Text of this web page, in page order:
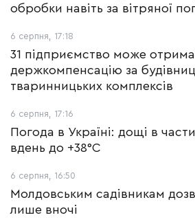
обробки навіть за вітряної
6 серпня, 17:18
31 підприємство може
держкомпенсацію за
тваринницьких комплексів
6 серпня, 17:16
Погода в Україні: дощі в
вдень до +38°С
6 серпня, 16:50
Молдовським садівникам
лише вночі